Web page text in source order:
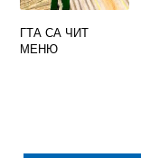
ГТА СА ЧИТ
МЕНЮ